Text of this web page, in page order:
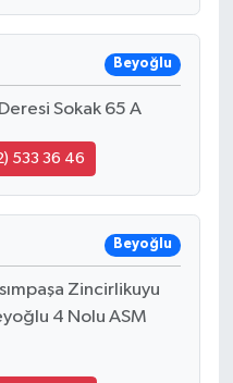
Beyoğlu
Sokak 65 A
533 36 46
Beyoğlu
Zincirlikuyu
4 Nolu ASM